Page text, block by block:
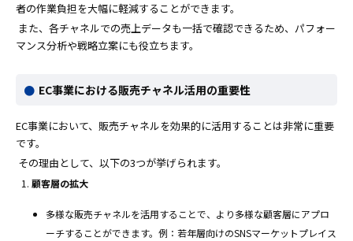
者の作業負担を大幅に軽減することができます。
また、各チャネルでの売上データも一括で確認できるため、パフォー
マンス分析や戦略立案にも役立ちます。
EC事業における販売チャネル活用の重要性
EC事業において、販売チャネルを効果的に活用することは非常に重要
です。
その理由として、以下の3つが挙げられます。
顧客層の拡大
多様な販売チャネルを活用することで、より多様な顧客層にアプロ
ーチすることができます。例：若年層向けのSNSマーケットプレイス